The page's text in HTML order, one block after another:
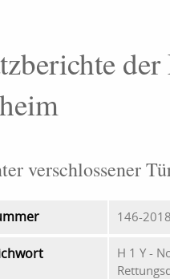
verschlossener
146-2018
H 1 Y -